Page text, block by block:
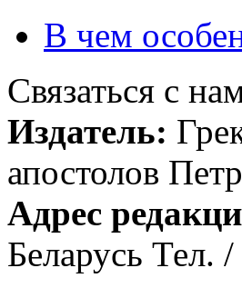
В чем
Связаться с
Издатель:
апостолов
Адрес
Беларусь Тел.